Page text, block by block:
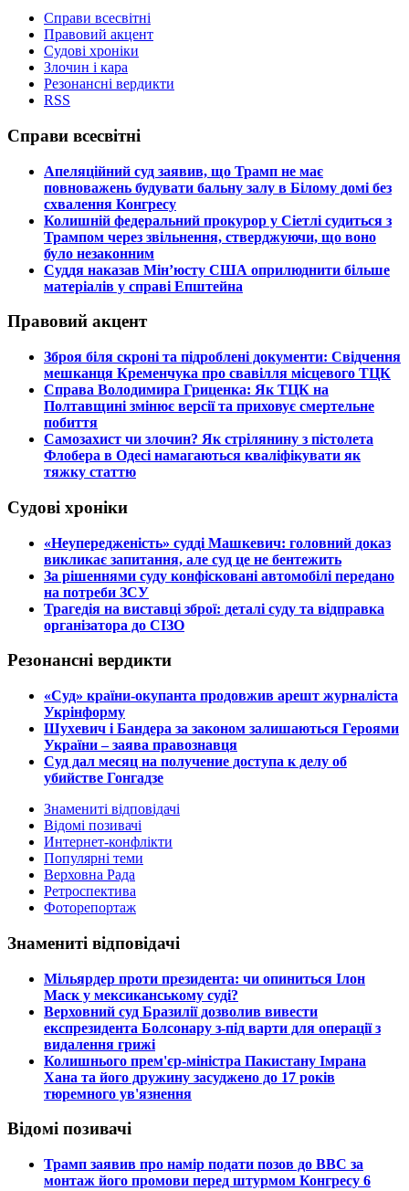
Справи всесвітні
Правовий акцент
Судові хроніки
Злочин і кара
Резонансні вердикти
RSS
Справи всесвітні
​Апеляційний суд заявив, що Трамп не має
повноважень будувати бальну залу в Білому домі без
схвалення Конгресу
​Колишній федеральний прокурор у Сіетлі судиться з
Трампом через звільнення, стверджуючи, що воно
було незаконним
​Суддя наказав Мін’юсту США оприлюднити більше
матеріалів у справі Епштейна
Правовий акцент
​Зброя біля скроні та підроблені документи: Свідчення
мешканця Кременчука про свавілля місцевого ТЦК
​Справа Володимира Гриценка: Як ТЦК на
Полтавщині змінює версії та приховує смертельне
побиття
​Самозахист чи злочин? Як стрілянину з пістолета
Флобера в Одесі намагаються кваліфікувати як
тяжку статтю
Судові хроніки
​«Неупередженість» судді Машкевич: головний доказ
викликає запитання, але суд це не бентежить
​За рішеннями суду конфісковані автомобілі передано
на потреби ЗСУ
​Трагедія на виставці зброї: деталі суду та відправка
організатора до СІЗО
Резонансні вердикти
​«Суд» країни-окупанта продовжив арешт журналіста
Укрінформу
Шухевич і Бандера за законом залишаються Героями
України – заява правознавця
Суд дал месяц на получение доступа к делу об
убийстве Гонгадзе
Знамениті відповідачі
Відомі позивачі
Интернет-конфлікти
Популярні теми
Верховна Рада
Ретроспектива
Фоторепортаж
Знамениті відповідачі
​Мільярдер проти президента: чи опиниться Ілон
Маск у мексиканському суді?
​Верховний суд Бразилії дозволив вивести
експрезидента Болсонару з-під варти для операції з
видалення грижі
​Колишнього прем'єр-міністра Пакистану Імрана
Хана та його дружину засуджено до 17 років
тюремного ув'язнення
Відомі позивачі
​Трамп заявив про намір подати позов до ВВС за
монтаж його промови перед штурмом Конгресу 6